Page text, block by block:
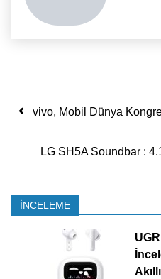
Yazı dolaşımı
vivo, Mobil Dünya
LG SH5A Soundbar :
İNCELEME